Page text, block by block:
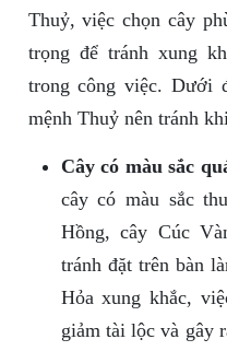
Thuỷ, việc chọn cây
trọng để tránh xung
trong công việc. Dưới
mệnh Thuỷ nên tránh
Cây có màu sắc
cây có màu sắc
Hồng, cây Cúc
tránh đặt trên bàn
Hỏa xung khắc,
giảm tài lộc và gây